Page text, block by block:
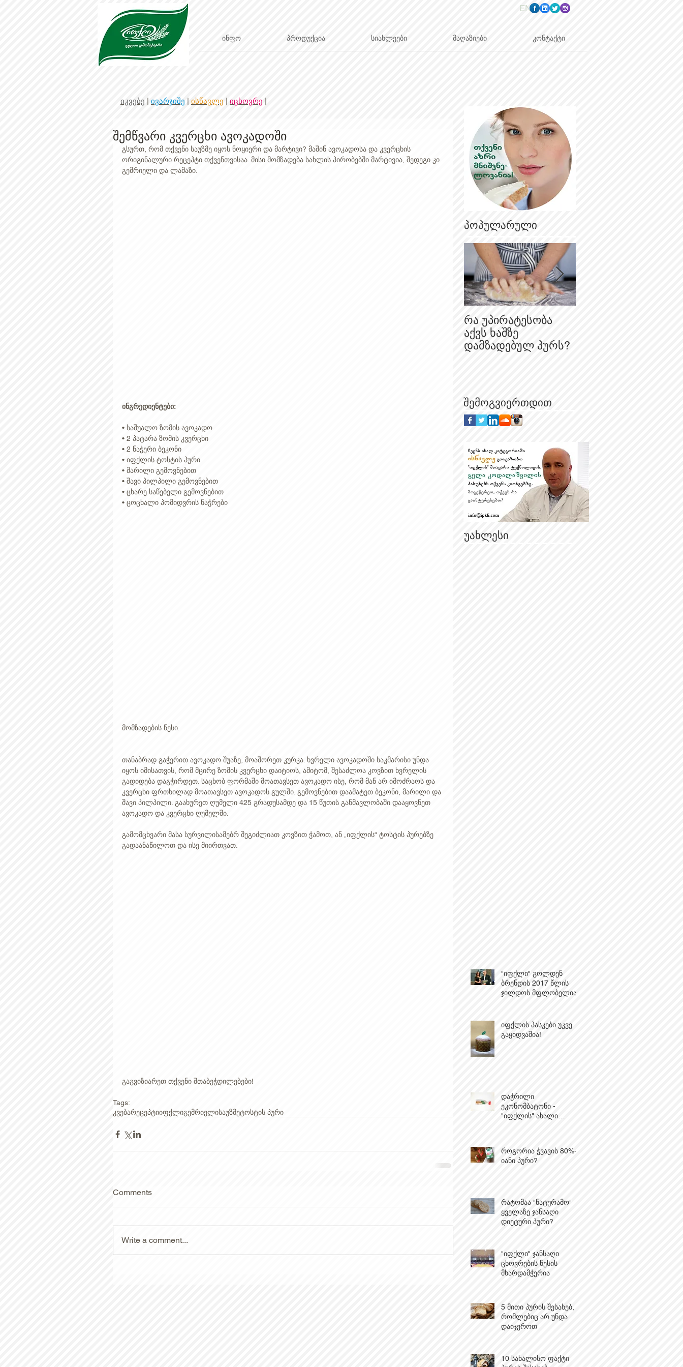
EN
ინფო პროდუქცია სიახლეები მაღაზიები კონტაქტი
იკვებე ივარჯიშე ისწავლე იცხოვრე
შემწვარი კვერცხი ავოკადოში
გსურთ, რომ თქვენი საუზმე იყოს ნოყიერი და მარტივი? მაშინ ავოკადოსა და კვერცხის
ორიგინალური რეცეპტი თქვენთვისაა. მისი მომზადება სახლის პირობებში მარტივია, შედეგი კი
გემრიელი და ლამაზი.
ინგრედიენტები:
• საშუალო ზომის ავოკადო
• 2 პატარა ზომის კვერცხი
• 2 ნაჭერი ბეკონი
• იფქლის ტოსტის პური
• მარილი გემოვნებით
• შავი პილპილი გემოვნებით
• ცხარე საწებელი გემოვნებით
• ცოცხალი პომიდვრის ნაჭრები
მომზადების წესი:
თანაბრად გაჭერით ავოკადო შუაზე, მოაშორეთ კურკა. ხვრელი ავოკადოში საკმარისი უნდა
იყოს იმისათვის, რომ მცირე ზომის კვერცხი დაიტიოს, ამიტომ, შესაძლოა კოვზით ხვრელის
გადიდება დაგჭირდეთ. საცხობ ფორმაში მოათავსეთ ავოკადო ისე, რომ მან არ იმოძრაოს და
კვერცხი ფრთხილად მოათავსეთ ავოკადოს გულში. გემოვნებით დაამატეთ ბეკონი, მარილი და
შავი პილპილი. გაახურეთ ღუმელი 425 გრადუსამდე და 15 წუთის განმავლობაში დააყოვნეთ
ავოკადო და კვერცხი ღუმელში.
გამომცხვარი მასა სურვილისამებრ შეგიძლიათ კოვზით ჭამოთ, ან „იფქლის“ ტოსტის პურებზე
გადაანაწილოთ და ისე მიირთვათ.
გაგვიზიარეთ თქვენი შთაბეჭდილებები!
Tags:
კვებარეცეპტიიფქლიგემრიელისაუზმეტოსტის პური
Comments
Write a comment...
პოპულარული
რა უპირატესობა
აქვს ხაშზე
დამზადებულ პურს?
შემოგვიერთდით
უახლესი
"იფქლი" გოლდენ
ბრენდის 2017 წლის
ჯილდოს მფლობელია!
იფქლის პასკები უკვე
გაყიდვაშია!
დაჭრილი
ეკონომბატონი -
"იფქლის" ახალი
როგორია ჭვავის 80%-
იანი პური?
რატომაა "ნატურამო"
ყველაზე ჯანსაღი
დიეტური პური?
"იფქლი" ჯანსაღი
ცხოვრების წესის
მხარდამჭერია
5 მითი პურის შესახებ,
რომლებიც არ უნდა
დაიჯეროთ
10 სახალისო ფაქტი